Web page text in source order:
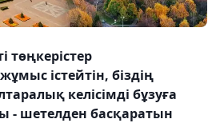
төңкерістер
істейтін, біздің
келісімді бұзуға
- шетелден басқаратын